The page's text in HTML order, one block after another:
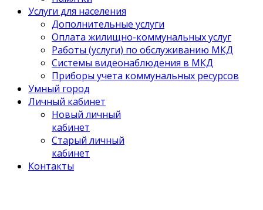
Услуги для населения
Дополнительные услуги
Оплата жилищно-коммунальных услуг
Работы (услуги) по обслуживанию МКД
Системы видеонаблюдения в МКД
Приборы учета коммунальных ресурсов
Умный город
Личный кабинет
Новый личный
кабинет
Старый личный
кабинет
Контакты